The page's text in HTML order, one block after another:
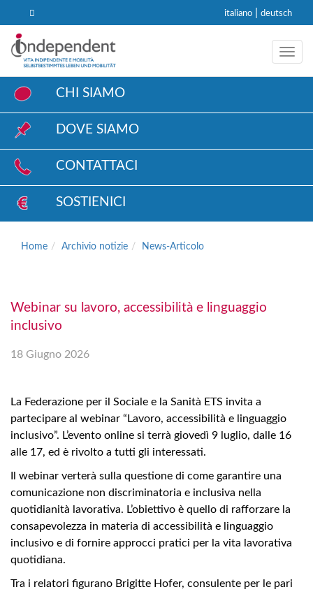
italiano deutsch
CHI SIAMO
DOVE SIAMO
CONTATTACI
SOSTIENICI
Home Archivio notizie News-Articolo
Webinar su lavoro, accessibilità e linguaggio
inclusivo
18 Giugno 2026
La Federazione per il Sociale e la Sanità ETS invita a
partecipare al webinar “Lavoro, accessibilità e linguaggio
inclusivo”. L’evento online si terrà giovedì 9 luglio, dalle 16
alle 17, ed è rivolto a tutti gli interessati.
Il webinar verterà sulla questione di come garantire una
comunicazione non discriminatoria e inclusiva nella
quotidianità lavorativa. L’obiettivo è quello di rafforzare la
consapevolezza in materia di accessibilità e linguaggio
inclusivo e di fornire approcci pratici per la vita lavorativa
quotidiana.
Tra i relatori figurano Brigitte Hofer, consulente per le pari